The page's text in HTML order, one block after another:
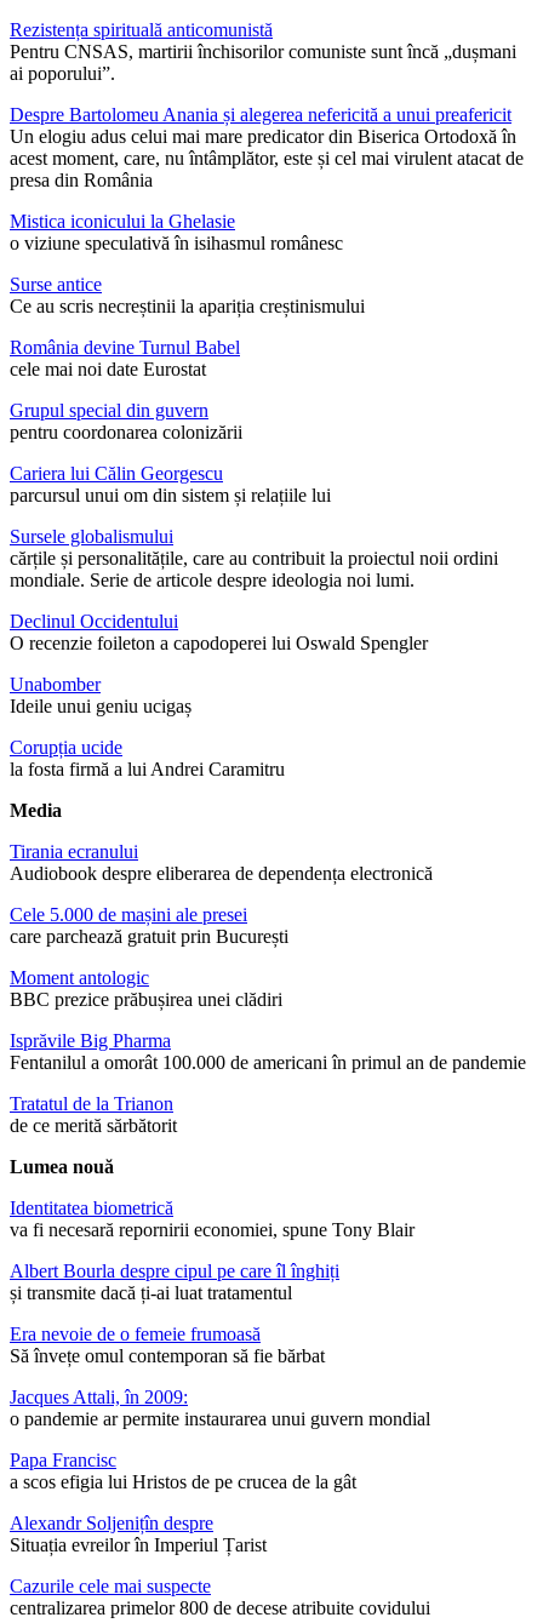
Rezistența spirituală anticomunistă
Pentru CNSAS, martirii închisorilor comuniste sunt încă „dușmani
ai poporului”.
Despre Bartolomeu Anania și alegerea nefericită a unui preafericit
Un elogiu adus celui mai mare predicator din Biserica Ortodoxă în
acest moment, care, nu întâmplător, este și cel mai virulent atacat de
presa din România
Mistica iconicului la Ghelasie
o viziune speculativă în isihasmul românesc
Surse antice
Ce au scris necreștinii la apariția creștinismului
România devine Turnul Babel
cele mai noi date Eurostat
Grupul special din guvern
pentru coordonarea colonizării
Cariera lui Călin Georgescu
parcursul unui om din sistem și relațiile lui
Sursele globalismului
cărțile și personalitățile, care au contribuit la proiectul noii ordini
mondiale. Serie de articole despre ideologia noi lumi.
Declinul Occidentului
O recenzie foileton a capodoperei lui Oswald Spengler
Unabomber
Ideile unui geniu ucigaș
Corupția ucide
la fosta firmă a lui Andrei Caramitru
Media
Tirania ecranului
Audiobook despre eliberarea de dependența electronică
Cele 5.000 de mașini ale presei
care parchează gratuit prin București
Moment antologic
BBC prezice prăbușirea unei clădiri
Isprăvile Big Pharma
Fentanilul a omorât 100.000 de americani în primul an de pandemie
Tratatul de la Trianon
de ce merită sărbătorit
Lumea nouă
Identitatea biometrică
va fi necesară repornirii economiei, spune Tony Blair
Albert Bourla despre cipul pe care îl înghiți
și transmite dacă ți-ai luat tratamentul
Era nevoie de o femeie frumoasă
Să învețe omul contemporan să fie bărbat
Jacques Attali, în 2009:
o pandemie ar permite instaurarea unui guvern mondial
Papa Francisc
a scos efigia lui Hristos de pe crucea de la gât
Alexandr Soljenițîn despre
Situația evreilor în Imperiul Țarist
Cazurile cele mai suspecte
centralizarea primelor 800 de decese atribuite covidului